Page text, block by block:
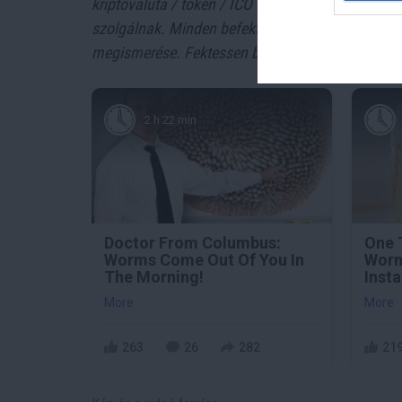
kriptovaluta / token / ICO stb. jegyzésére,
szolgálnak. Minden befektetés esetében
megismerése. Fektessen be megfontoltan,
2 h 22 min
Doctor From Columbus:
Worms Come Out Of You In
The Morning!
More
One
More